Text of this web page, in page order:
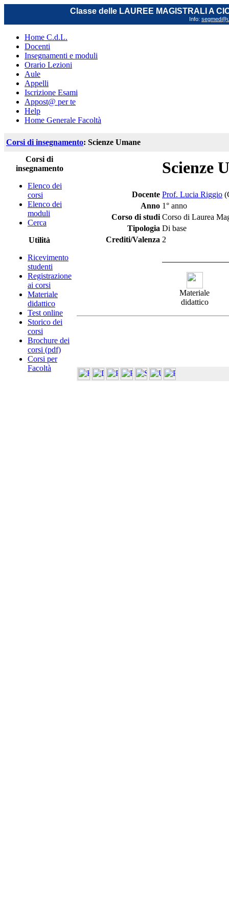
Classe delle LAUREE MAGISTRALI A
Info:
Home C.d.L.
Docenti
Insegnamenti e moduli
Orario Lezioni
Aule
Appelli
Iscrizione Esami
Appost@ per te
Help
Home Generale Facoltà
Corsi di insegnamento: Scienze Umane
Corsi di
insegnamento
Elenco dei
corsi
Elenco dei
moduli
Cerca
Utilità
Ricevimento
studenti
Registrazione
ai corsi
Materiale
didattico
Test online
Storico dei
corsi
Brochure dei
corsi (pdf)
Corsi per
Facoltà
Scienze
Docente Prof. Lucia Riggio
Anno 1° anno
Corso di studi Corso di Laurea
Tipologia Di base
Crediti/Valenza 2
Materiale
didattico